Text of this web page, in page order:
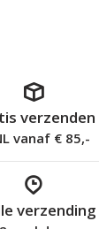
verzenden
vanaf € 85,-
verzending